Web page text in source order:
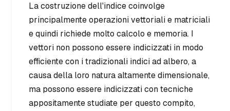
La costruzione dell'indice coinvolge
principalmente operazioni vettoriali e matriciali
e quindi richiede molto calcolo e memoria. I
vettori non possono essere indicizzati in modo
efficiente con i tradizionali indici ad albero, a
causa della loro natura altamente dimensionale,
ma possono essere indicizzati con tecniche
appositamente studiate per questo compito,